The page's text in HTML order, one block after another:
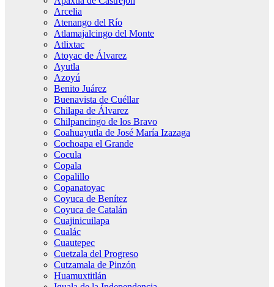
Arcelia
Atenango del Río
Atlamajalcingo del Monte
Atlixtac
Atoyac de Álvarez
Ayutla
Azoyú
Benito Juárez
Buenavista de Cuéllar
Chilapa de Álvarez
Chilpancingo de los Bravo
Coahuayutla de José María Izazaga
Cochoapa el Grande
Cocula
Copala
Copalillo
Copanatoyac
Coyuca de Benítez
Coyuca de Catalán
Cuajinicuilapa
Cualác
Cuautepec
Cuetzala del Progreso
Cutzamala de Pinzón
Huamuxtitlán